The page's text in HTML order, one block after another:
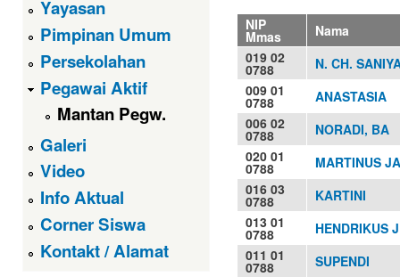
Yayasan
Pimpinan Umum
Persekolahan
Pegawai Aktif
Mantan Pegw.
Galeri
Video
Info Aktual
Corner Siswa
Kontakt / Alamat
NIP
Mmas
Nama
019 02
0788
N. CH.
009 01
0788
ANASTASIA
006 02
0788
NORADI, BA
020 01
0788
MARTINUS
016 03
0788
KARTINI
013 01
0788
HENDRIKUS
011 01
0788
SUPENDI